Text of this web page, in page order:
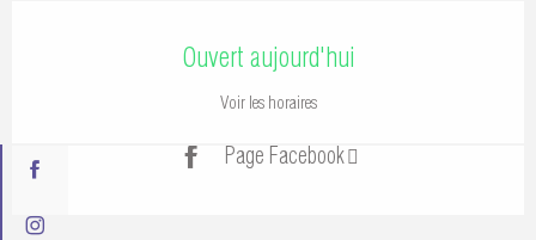
Ouvert aujourd'hui
Voir les horaires
Page Facebook